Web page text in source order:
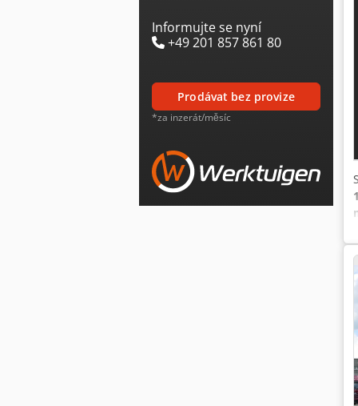
Informujte se nyní
+49 201 857 861 80
prodávat bez provize
*za inzerát/měsíc